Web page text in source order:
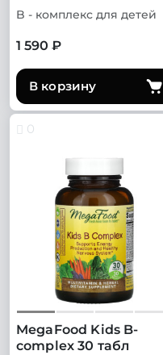
B - комплекс для детей
1 590 ₽
В корзину
0
MegaFood Kids B-
complex 30 табл